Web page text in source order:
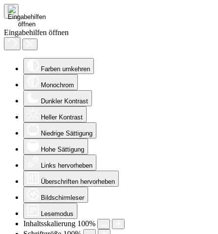
Eingabehilfen öffnen
Farben umkehren
Monochrom
Dunkler Kontrast
Heller Kontrast
Niedrige Sättigung
Hohe Sättigung
Links hervorheben
Überschriften hervorheben
Bildschirmleser
Lesemodus
Inhaltsskalierung 100%